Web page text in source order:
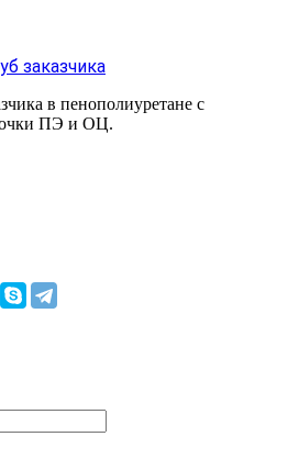
заказчика
в пенополиуретане с
ПЭ и ОЦ.